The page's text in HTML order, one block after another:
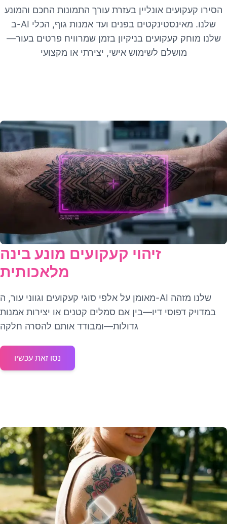
הסירו קעקועים אונליין בעזרת עורך התמונות החכם והמונע
ב-AI שלנו. מאינסטינקטים בפנים ועד אמנות גוף, הכלי
שלנו מוחק קעקועים בניקיון בזמן שמרוויח פרטים בעור—
מושלם לשימוש אישי, יצירתי או מקצועי
זיהוי קעקועים מונע בינה
מלאכותית
מאומן על אלפי סוגי קעקועים וגווני עור, ה-AI שלנו מזהה
במדויק דפוסי דיו—בין אם סמלים קטנים או יצירות אמנות
גדולות—ומבודד אותם להסרה חלקה
נסו זאת עכשיו